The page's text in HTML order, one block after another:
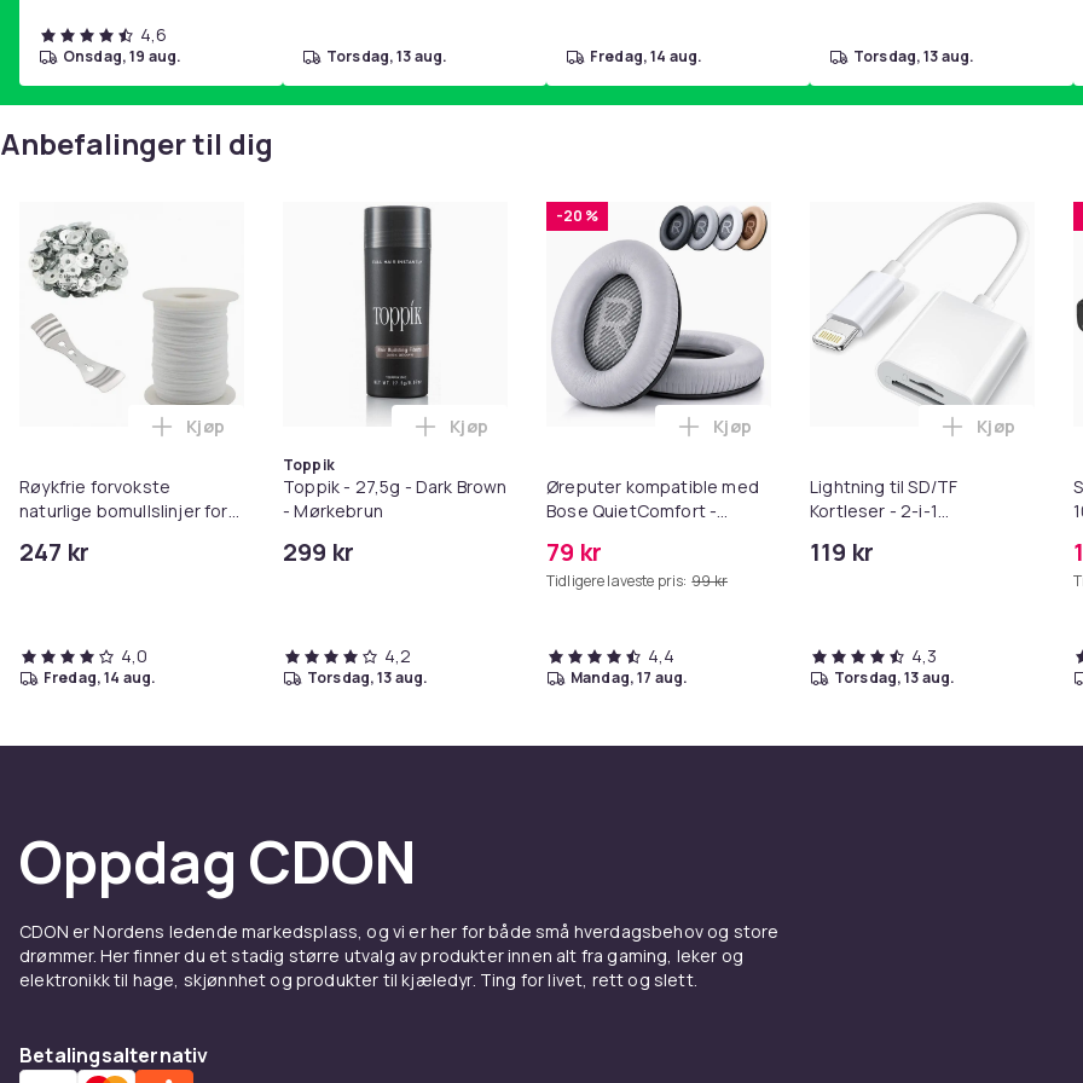
4,6
onsdag, 19 aug. torsdag, 13 aug. fredag, 14 aug. torsdag, 13 aug.
Anbefalinger til dig
Røykfrie forvokste
naturlige bomullslinjer for
247 kr
Legg Røykfrie forvokste naturlige bomullslinjer for lysproduksjon i handlekurven
Kjøp
4,0
fredag, 14 aug.
Toppik
Toppik - 27,5g - Dark Brown
- Mørkebrun
299 kr
Legg Toppik - 27,5g - Dark Brown - Mørkebrun i handlekurven
Kjøp
4,2
torsdag, 13 aug.
-20 %
Øreputer kompatible med
Bose QuietComfort -
Grå
79 kr
Tidligere laveste pris: 99 kr
Legg Øreputer kompatible med Bose
Kjøp
4,4
mandag, 17 aug.
Lightning til SD/TF
Kortleser - 2-i-1
iPhone/iPad
119 kr
Legg
Kjøp
4,3
torsdag, 13 aug.
Oppdag CDON
CDON er Nordens ledende markedsplass, og vi er her for både små hverdagsbehov og store
drømmer. Her finner du et stadig større utvalg av produkter innen alt fra gaming, leker og
elektronikk til hage, skjønnhet og produkter til kjæledyr. Ting for livet, rett og slett.
Betalingsalternativ